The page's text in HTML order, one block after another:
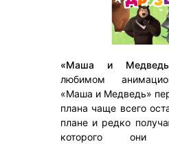
«Маша и
любимом
«Маша и Медведь»
плана чаще всего
плане и редко
которого они